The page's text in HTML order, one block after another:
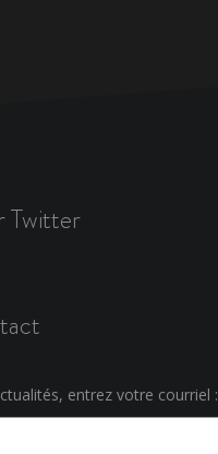
Twitter
entrez votre courriel :